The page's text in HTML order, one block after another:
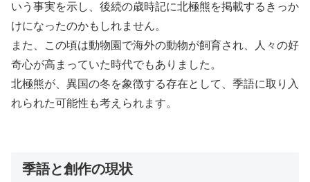
いう事実を示し、後続の歳時記に北極熊を掲載するきっか
けになったのかもしれません。
また、この頃は動物園で海外の動物が飼育され、人々の好
奇心が高まっていた時代でもありました。
北極熊が、異国の冬を象徴する存在として、季語に取り入
れられた可能性も考えられます。
季語と創作の現状